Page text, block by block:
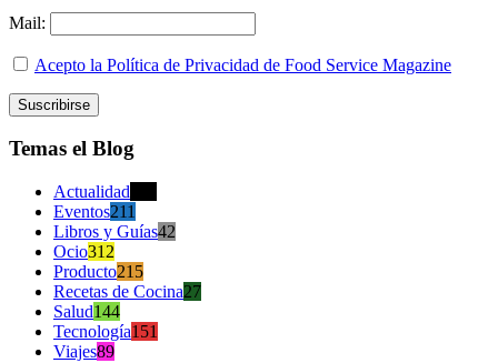
Mail:
Acepto la Política de Privacidad de Food Service Magazine
Temas el Blog
Actualidad
Eventos211
Libros y Guías42
Ocio312
Producto215
Recetas de Cocina27
Salud144
Tecnología151
Viajes89